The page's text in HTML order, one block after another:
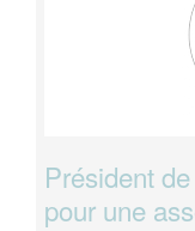
Président
pour une